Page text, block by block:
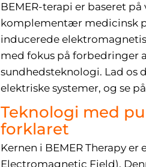
BEMER-terapi er baseret
komplementær medicinsk
inducerede
med fokus på forbedringer
sundhedsteknologi. Lad os
elektriske systemer, og se
Teknologi med
forklaret
Kernen i BEMER Therapy
Electromagnetic Field).